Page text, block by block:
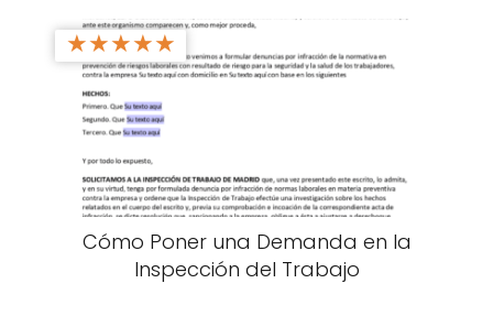
★★★★★
Cómo Poner una Demanda en la
Inspección del Trabajo